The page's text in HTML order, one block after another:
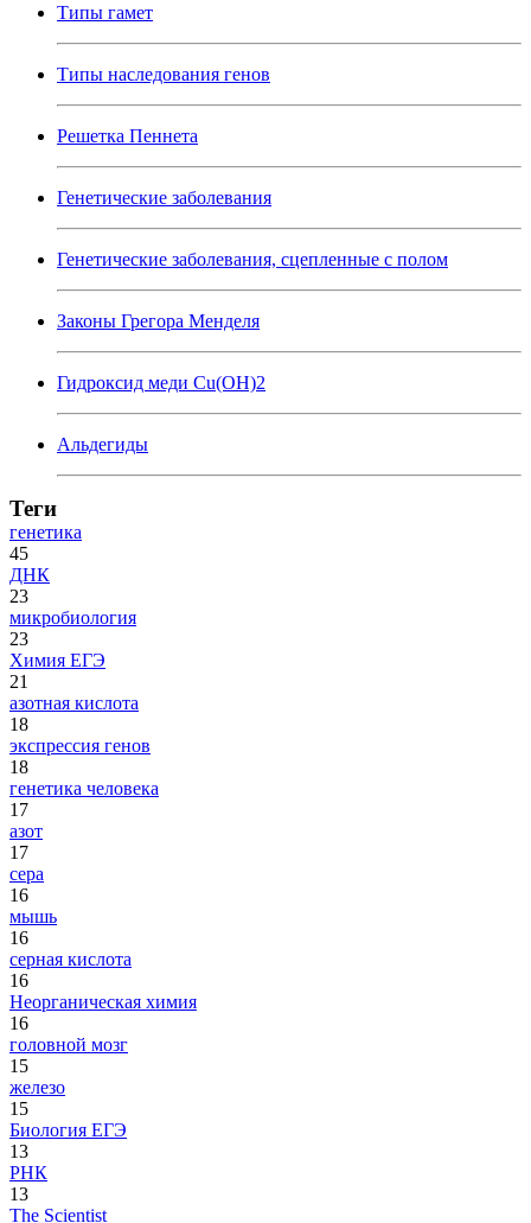
Типы гамет
Типы наследования генов
Решетка Пеннета
Генетические заболевания
Генетические заболевания, сцепленные с полом
Законы Грегора Менделя
Гидроксид меди Cu(OH)2
Альдегиды
Теги
генетика
45
ДНК
23
микробиология
23
Химия ЕГЭ
21
азотная кислота
18
экспрессия генов
18
генетика человека
17
азот
17
сера
16
мышь
16
серная кислота
16
Неорганическая химия
16
головной мозг
15
железо
15
Биология ЕГЭ
13
РНК
13
The Scientist